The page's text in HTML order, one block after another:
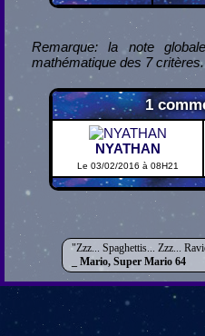
Remarque: la note
mathématique des 7 critères.
1
NYATHAN
Le 03/02/2016 à 08H21
Zzz... Spaghettis... Zzz...
Mario, Super Mario 64